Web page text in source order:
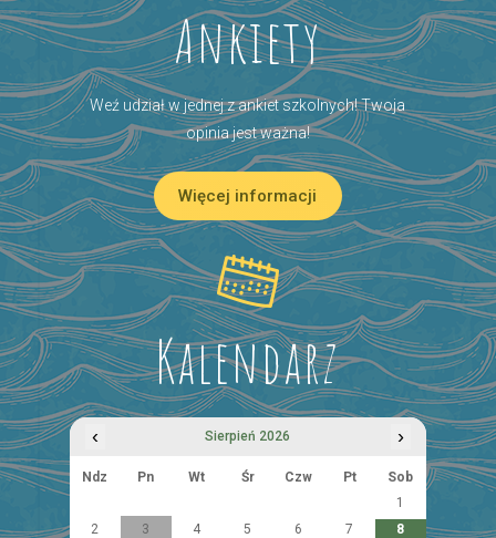
Ankiety
Weź udział w jednej z ankiet szkolnych! Twoja
opinia jest ważna!
Więcej informacji
Kalendarz
‹ Sierpień 2026 ›
Ndz Pn Wt Śr Czw Pt
Sob
1
2
3 4 5 6 7
8